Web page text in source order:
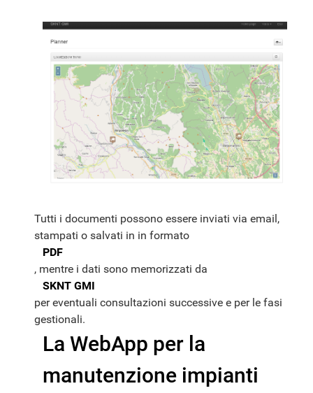
Tutti i documenti possono essere inviati via email,
stampati o salvati in in formato
PDF
, mentre i dati sono memorizzati da
SKNT GMI
per eventuali consultazioni successive e per le fasi
gestionali.
La WebApp per la
manutenzione impianti